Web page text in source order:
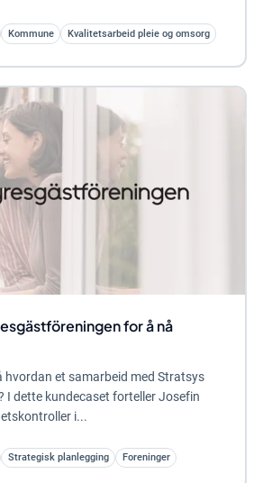
Kommune Kvalitetsarbeid pleie og omsorg
for å nå
hvordan et samarbeid med Stratsys
I dette kundecaset forteller Josefin
i...
Strategisk planlegging Foreninger